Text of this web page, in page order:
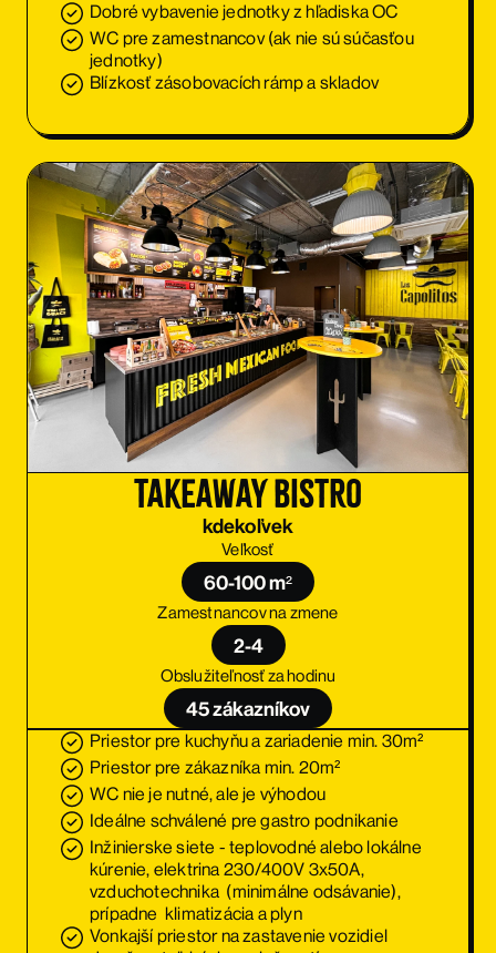
Dobré vybavenie jednotky z hľadiska OC
WC pre zamestnancov (ak nie sú súčasťou
jednotky)
Blízkosť zásobovacích rámp a skladov
takeaway BISTRO
kdekoľvek
Veľkosť
60-100 m²
Zamestnancov na zmene
2-4
Obslužiteľnosť za hodinu
45 zákazníkov
Priestor pre kuchyňu a zariadenie min. 30m²
Priestor pre zákazníka min. 20m²
WC nie je nutné, ale je výhodou
Ideálne schválené pre gastro podnikanie
Inžinierske siete - teplovodné alebo lokálne
kúrenie, elektrina 230/400V 3x50A,
vzduchotechnika (minimálne odsávanie),
prípadne klimatizácia a plyn
Vonkajší priestor na zastavenie vozidiel